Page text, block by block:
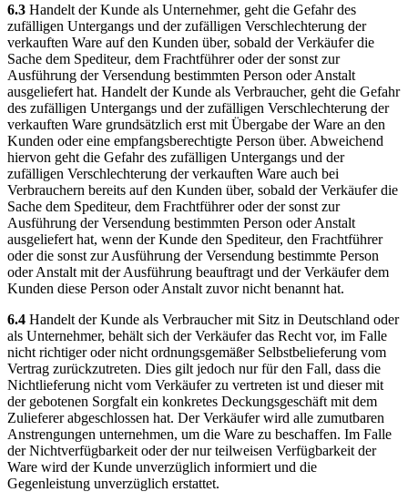
6.3 Handelt der Kunde als Unternehmer, geht die Gefahr des
zufälligen Untergangs und der zufälligen Verschlechterung der
verkauften Ware auf den Kunden über, sobald der Verkäufer die
Sache dem Spediteur, dem Frachtführer oder der sonst zur
Ausführung der Versendung bestimmten Person oder Anstalt
ausgeliefert hat. Handelt der Kunde als Verbraucher, geht die Gefahr
des zufälligen Untergangs und der zufälligen Verschlechterung der
verkauften Ware grundsätzlich erst mit Übergabe der Ware an den
Kunden oder eine empfangsberechtigte Person über. Abweichend
hiervon geht die Gefahr des zufälligen Untergangs und der
zufälligen Verschlechterung der verkauften Ware auch bei
Verbrauchern bereits auf den Kunden über, sobald der Verkäufer die
Sache dem Spediteur, dem Frachtführer oder der sonst zur
Ausführung der Versendung bestimmten Person oder Anstalt
ausgeliefert hat, wenn der Kunde den Spediteur, den Frachtführer
oder die sonst zur Ausführung der Versendung bestimmte Person
oder Anstalt mit der Ausführung beauftragt und der Verkäufer dem
Kunden diese Person oder Anstalt zuvor nicht benannt hat.
6.4 Handelt der Kunde als Verbraucher mit Sitz in Deutschland oder
als Unternehmer, behält sich der Verkäufer das Recht vor, im Falle
nicht richtiger oder nicht ordnungsgemäßer Selbstbelieferung vom
Vertrag zurückzutreten. Dies gilt jedoch nur für den Fall, dass die
Nichtlieferung nicht vom Verkäufer zu vertreten ist und dieser mit
der gebotenen Sorgfalt ein konkretes Deckungsgeschäft mit dem
Zulieferer abgeschlossen hat. Der Verkäufer wird alle zumutbaren
Anstrengungen unternehmen, um die Ware zu beschaffen. Im Falle
der Nichtverfügbarkeit oder der nur teilweisen Verfügbarkeit der
Ware wird der Kunde unverzüglich informiert und die
Gegenleistung unverzüglich erstattet.